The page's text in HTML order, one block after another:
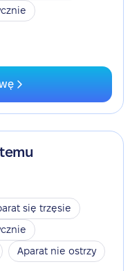
się trzęsie
Aparat nie ostrzy